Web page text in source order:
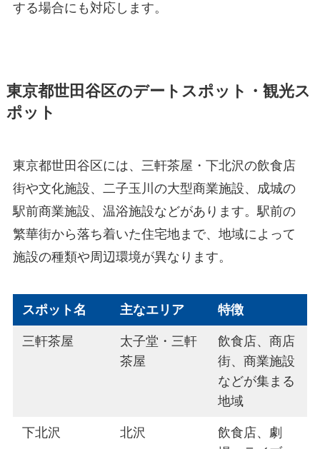
する場合にも対応します。
東京都世田谷区のデートスポット・観光ス
ポット
東京都世田谷区には、三軒茶屋・下北沢の飲食店
街や文化施設、二子玉川の大型商業施設、成城の
駅前商業施設、温浴施設などがあります。駅前の
繁華街から落ち着いた住宅地まで、地域によって
施設の種類や周辺環境が異なります。
スポット名 主なエリア 特徴
三軒茶屋
太子堂・三軒
茶屋
飲食店、商店
街、商業施設
などが集まる
地域
下北沢 北沢
飲食店、劇